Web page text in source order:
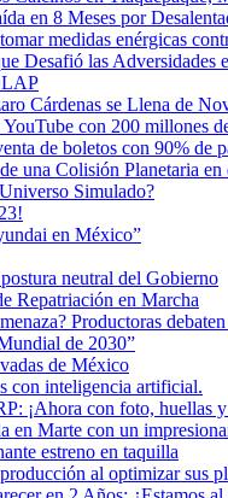
en 8 Meses por
medidas enérgicas
Desafió las Adversidades
Cárdenas se Llena de
con 200 millones
de boletos con 90% de
una Colisión Planetaria
Simulado?
en México”
neutral del Gobierno
Repatriación en Marcha
Productoras
de 2030”
de México
con inteligencia artificial.
¡Ahora con foto, huellas
en Marte con un
estreno en taquilla
al optimizar sus